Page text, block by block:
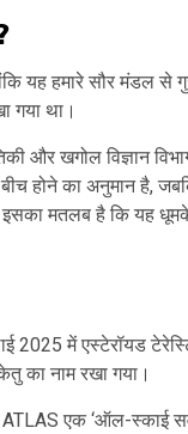
यह हमारे सौर मंडल
गया था।
और खगोल
होने का अनुमान है,
मतलब है कि यह
2025 में एस्टेरॉयड
का नाम रखा गया।
एक ‘ऑल-स्काई